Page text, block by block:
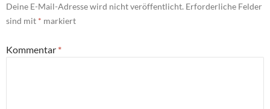
Deine E-Mail-Adresse wird nicht veröffentlicht. Erforderliche Felder
sind mit * markiert
Kommentar *